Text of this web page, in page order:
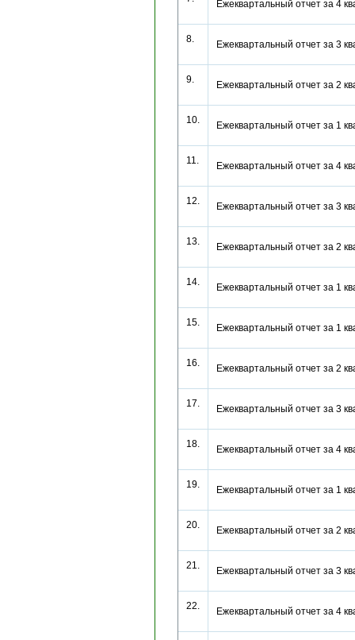
Ежеквартальный отчет за 4
8. Ежеквартальный отчет за 3
9. Ежеквартальный отчет за 2
10. Ежеквартальный отчет за 1
11. Ежеквартальный отчет за 4
12. Ежеквартальный отчет за 3
13. Ежеквартальный отчет за 2
14. Ежеквартальный отчет за 1
15. Ежеквартальный отчет за 1
16. Ежеквартальный отчет за 2
17. Ежеквартальный отчет за 3
18. Ежеквартальный отчет за 4
19. Ежеквартальный отчет за 1
20. Ежеквартальный отчет за 2
21. Ежеквартальный отчет за 3
22. Ежеквартальный отчет за 4